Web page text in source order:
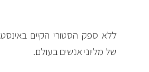
ללא ספק הסטורי הקיים
של מליוני אנשים בעולם.